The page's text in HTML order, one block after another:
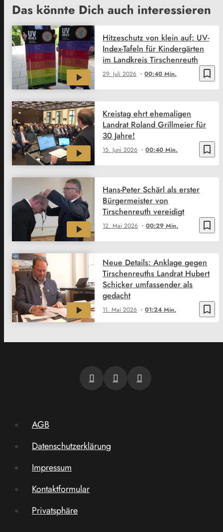
Das könnte Dich auch interessieren
bookmark_border
29. Juli 2026 00:40 Min.
Hitzeschutz von klein auf: UV-
Index-Tafeln für Kindergärten
im Landkreis Tirschenreuth
bookmark_border
15. Juni 2026 00:40 Min.
Kreistag ehrt ehemaligen
Landrat Roland Grillmeier für
30 Jahre!
bookmark_border
12. Mai 2026 00:29 Min.
Hans-Peter Schärl als erster
Bürgermeister von
Tirschenreuth vereidigt
bookmark_border
11. Mai 2026 01:24 Min.
Neue Details: Anklage gegen
Tirschenreuths Landrat Hubert
Schicker umfassender als
gedacht
AGB
Datenschutzerklärung
Impressum
Kontaktformular
Privatsphäre